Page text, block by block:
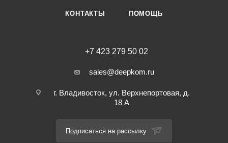
КОНТАКТЫ ПОМОЩЬ
+7 423 279 50 02
sales@deepkom.ru
г. Владивосток, ул. Верхнепортовая, д.
18 А
Подписаться на рассылку